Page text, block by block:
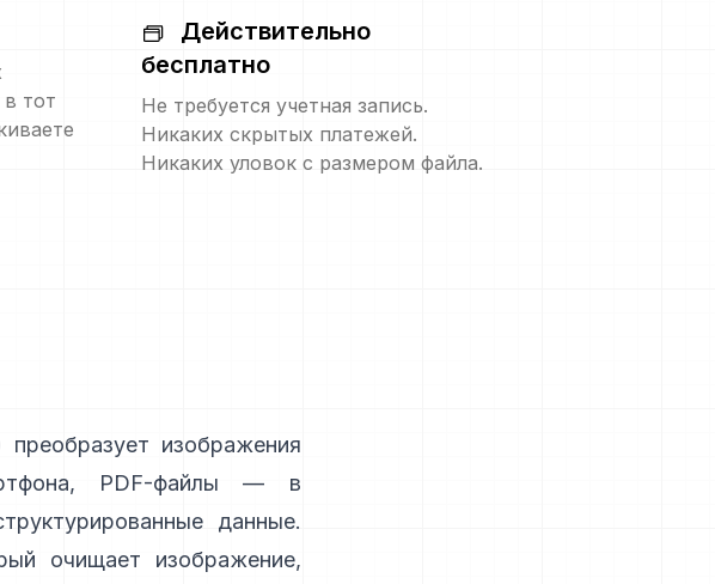
тот
Действительно
бесплатно
Не требуется учетная запись.
Никаких скрытых платежей.
Никаких уловок с размером файла.
преобразует изображения
PDF-файлы — в
данные.
очищает изображение,